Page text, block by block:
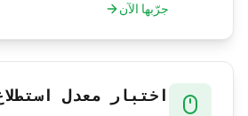
جرّبها الآن
اختبار معدل